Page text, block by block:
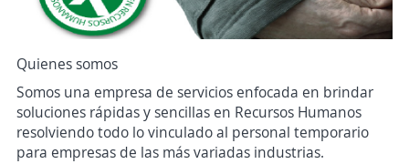
Quienes somos
Somos una empresa de servicios enfocada en brindar
soluciones rápidas y sencillas en Recursos Humanos
resolviendo todo lo vinculado al personal temporario
para empresas de las más variadas industrias.